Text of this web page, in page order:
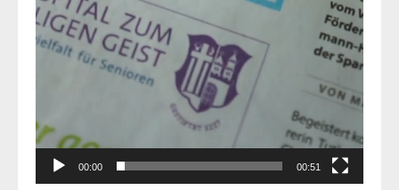
00:00 00:51